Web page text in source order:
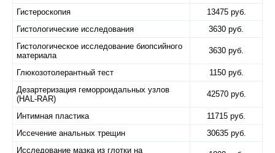
Гистероскопия
13475 руб.
Гистологические исследования
3630 руб.
Гистологическое исследование биопсийного
материала
3630 руб.
Глюкозотолерантный тест
1150 руб.
Дезартеризация геморроидальных узлов
(HAL-RAR)
42570 руб.
Интимная пластика
11715 руб.
Иссечение анальных трещин
30635 руб.
Исследование мазка из глотки на